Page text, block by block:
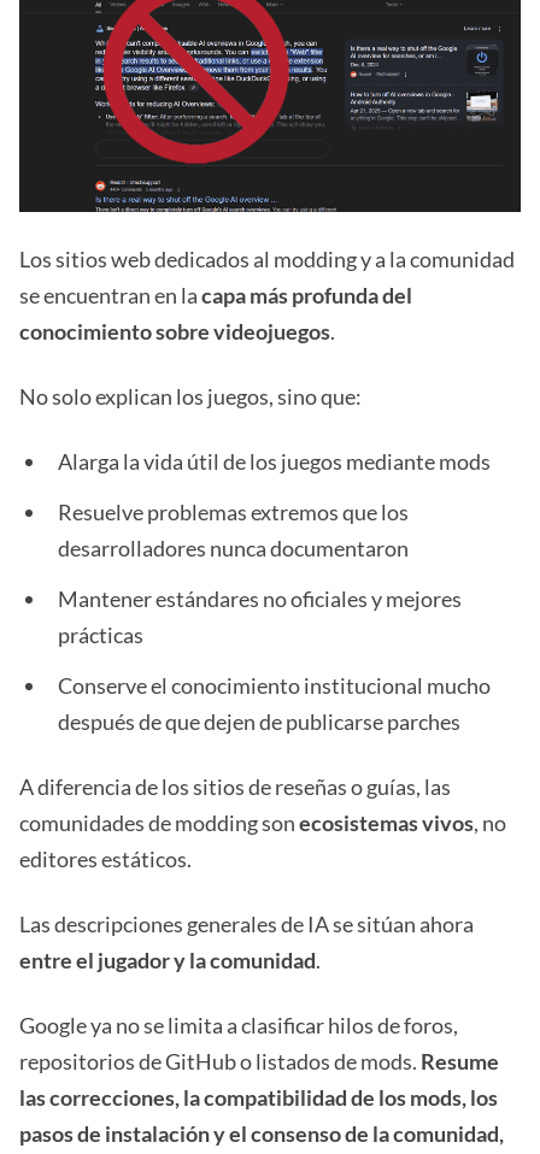
Los sitios web dedicados al modding y a la comunidad
se encuentran en lacapa más profunda del
conocimiento sobre videojuegos.
No solo explican los juegos, sino que:
Alarga la vida útil de los juegos mediante mods
Resuelve problemas extremos que los
desarrolladores nunca documentaron
Mantener estándares no oficiales y mejores
prácticas
Conserve el conocimiento institucional mucho
después de que dejen de publicarse parches
A diferencia de los sitios de reseñas o guías, las
comunidades de modding sonecosistemas vivos, no
editores estáticos.
Las descripciones generales de IA se sitúan ahora
entre el jugador y la comunidad.
Google ya no se limita a clasificar hilos de foros,
repositorios de GitHub o listados de mods. Resume
las correcciones, la compatibilidad de los mods, los
pasos de instalación y el consenso de la comunidad,